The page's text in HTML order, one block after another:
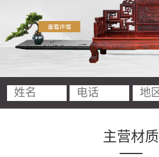
主营材质